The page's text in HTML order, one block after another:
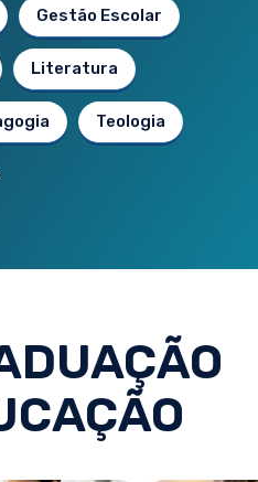
Gestão Escolar
Literatura
Teologia